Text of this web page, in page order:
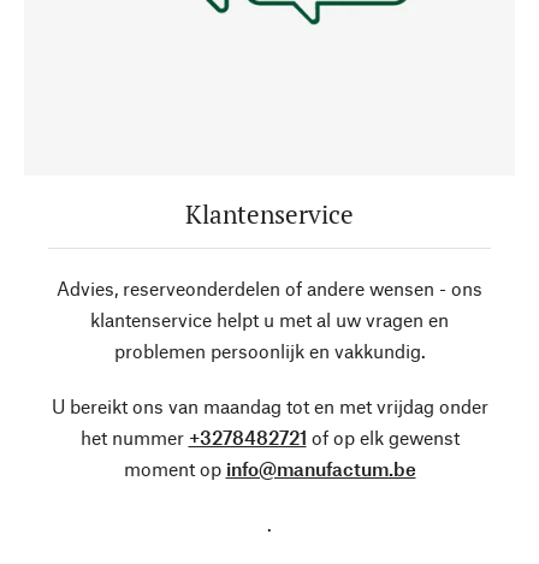
Klantenservice
Advies, reserveonderdelen of andere wensen - ons
klantenservice helpt u met al uw vragen en
problemen persoonlijk en vakkundig.
U bereikt ons van maandag tot en met vrijdag onder
het nummer +3278482721 of op elk gewenst
moment op info@manufactum.be
.